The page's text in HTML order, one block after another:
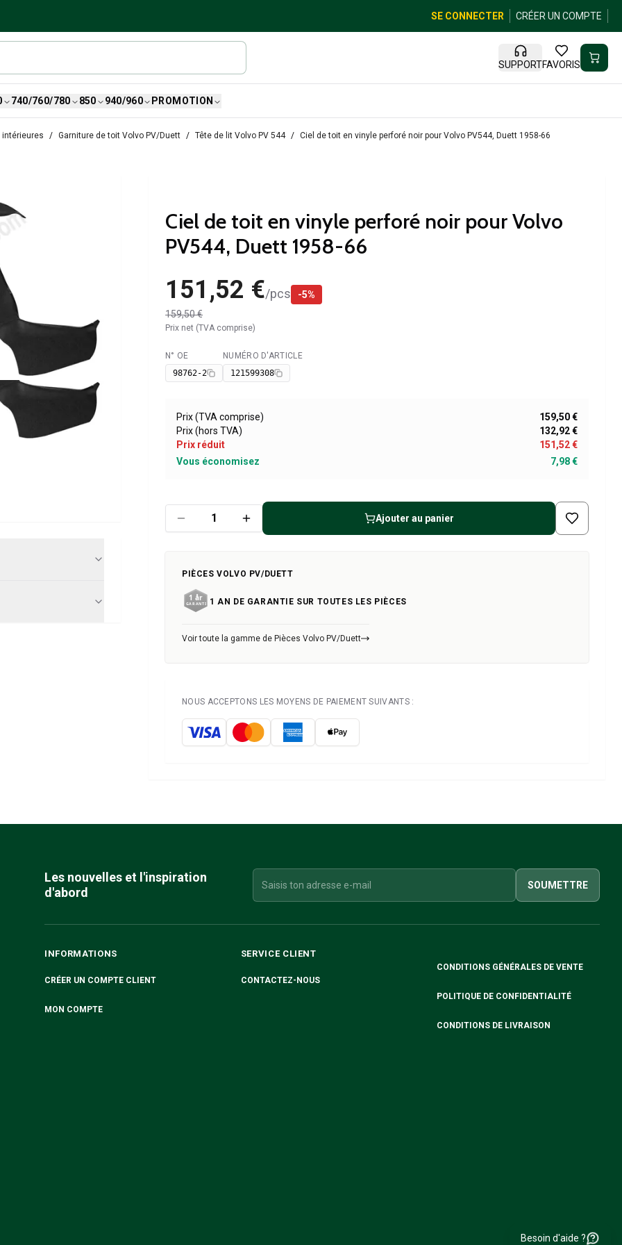
SE CONNECTER CRÉER UN COMPTE
SUPPORTFAVORIS
740/760/780 850 940/960 PROMOTION
intérieures Garniture de toit Volvo PV/Duett Tête de lit Volvo PV 544 Ciel de toit en vinyle perforé noir pour Volvo PV544, Duett 1958-66
Ciel de toit en vinyle perforé noir pour Volvo
PV544, Duett 1958-66
151,52 €/pcs -5%
159,50 €
Prix net (TVA comprise)
Disponible
N° OE
98762-2
NUMÉRO D'ARTICLE
121599308
Prix (TVA comprise)
159,50 €
Prix (hors TVA)
132,92 €
Prix réduit
151,52 €
Vous économisez
7,98 €
Ajouter au panier
PIÈCES VOLVO PV/DUETT
1 AN DE GARANTIE SUR TOUTES LES PIÈCES
Voir toute la gamme de Pièces Volvo PV/Duett
NOUS ACCEPTONS LES MOYENS DE PAIEMENT SUIVANTS :
Les nouvelles et l'inspiration
d'abord
SOUMETTRE
INFORMATIONS
CRÉER UN COMPTE CLIENT
MON COMPTE
SERVICE CLIENT
CONTACTEZ-NOUS
CONDITIONS GÉNÉRALES DE VENTE
POLITIQUE DE CONFIDENTIALITÉ
CONDITIONS DE LIVRAISON
Besoin d'aide ?